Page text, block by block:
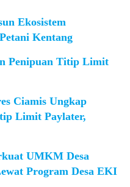
Ekosistem
Kentang
Penipuan Titip Limit
Ciamis Ungkap
Limit Paylater,
UMKM Desa
Program Desa EKI